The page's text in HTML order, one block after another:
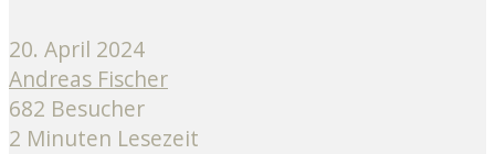
20. April 2024
Andreas Fischer
682 Besucher
2 Minuten Lesezeit